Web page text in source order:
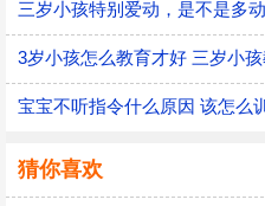
3岁小孩怎么教育才好 三岁小
宝宝不听指令什么原因 该怎么
猜你喜欢